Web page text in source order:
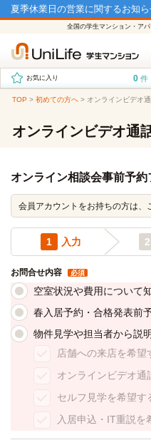
夏季休業日の営業に関するお知
全国の学生マンション・ア
お気に入り 0 件
TOP > 初めての方へ > オンラインビデオ
オンラインビデオ通
オンライン相談会事前予約
会員アカウントをお持ちの方は、
1 入力 2
お問合せ内容 必須
空室状況や費用について
春入居予約・合格発表前
物件見学や担当者から説
店舗への来店を希望
オンラインビデオ通
セルフ見学を希望す
入居申込・IT重説を